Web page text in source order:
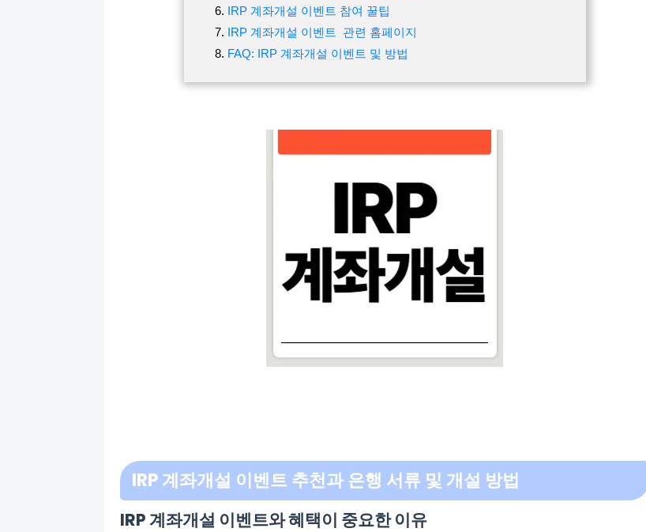
IRP 계좌개설 이벤트 참여 꿀팁
IRP 계좌개설 이벤트 관련 홈페이지
FAQ: IRP 계좌개설 이벤트 및 방법
IRP 계좌개설 이벤트 추천과 은행 서류 및 개설 방법
IRP 계좌개설 이벤트와 혜택이 중요한 이유